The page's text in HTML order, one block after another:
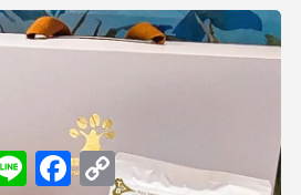
L
F
a
C
o